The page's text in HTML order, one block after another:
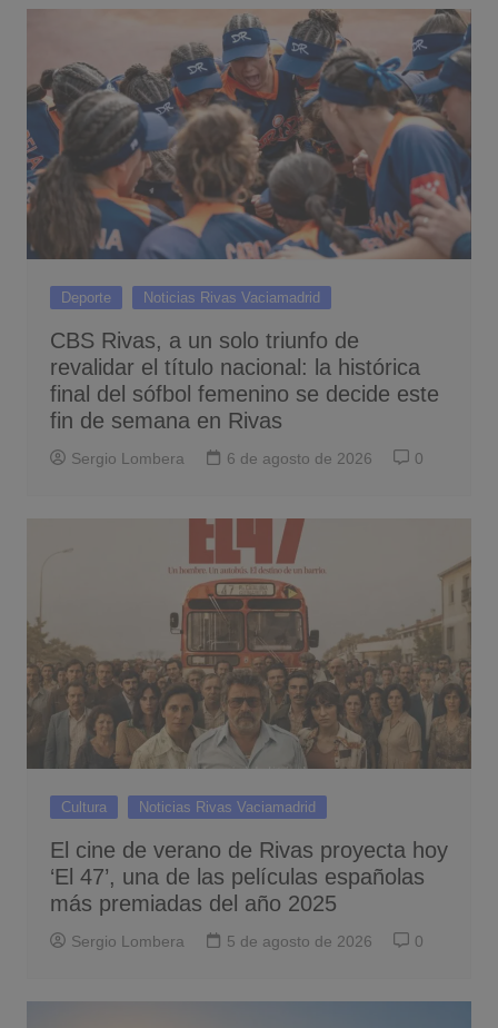
Deporte Noticias Rivas Vaciamadrid
CBS Rivas, a un solo triunfo de
revalidar el título nacional: la histórica
final del sófbol femenino se decide este
fin de semana en Rivas
Sergio Lombera 6 de agosto de 2026 0
Cultura Noticias Rivas Vaciamadrid
El cine de verano de Rivas proyecta hoy
‘El 47’, una de las películas españolas
más premiadas del año 2025
Sergio Lombera 5 de agosto de 2026 0